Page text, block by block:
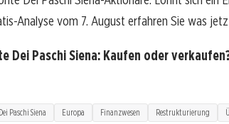
Analyse vom 7. August erfahren Sie was
Dei Paschi Siena: Kaufen oder
Paschi Siena Europa Finanzwesen Restrukturierung